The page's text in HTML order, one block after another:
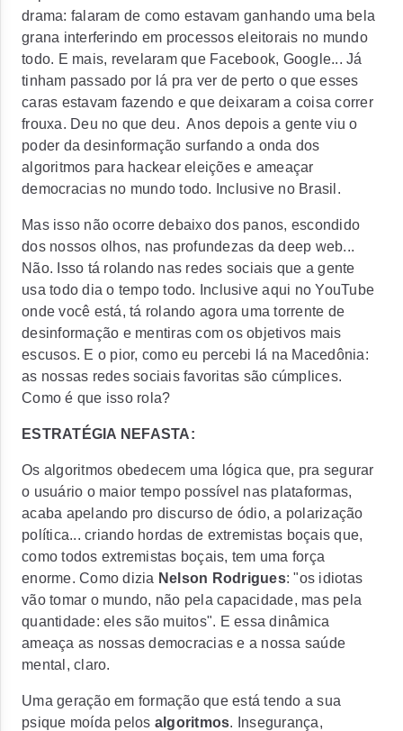
drama: falaram de como estavam ganhando uma bela
grana interferindo em processos eleitorais no mundo
todo. E mais, revelaram que Facebook, Google... Já
tinham passado por lá pra ver de perto o que esses
caras estavam fazendo e que deixaram a coisa correr
frouxa. Deu no que deu. Anos depois a gente viu o
poder da desinformação surfando a onda dos
algoritmos para hackeareleições e ameaçar
democracias no mundo todo. Inclusive no Brasil.
Mas isso não ocorre debaixo dos panos, escondido
dos nossos olhos, nas profundezas dadeep web...
Não. Isso tá rolando nas redes sociais que a gente
usa todo dia o tempo todo. Inclusive aqui noYouTube
onde você está, tá rolando agora uma torrente de
desinformação e mentiras com os objetivos mais
escusos. E o pior, como eu percebi lá na Macedônia:
as nossas redes sociais favoritas são cúmplices.
Como é que isso rola?
ESTRATÉGIA NEFASTA:
Os algoritmos obedecem uma lógica que, pra segurar
o usuário o maior tempo possível nas plataformas,
acaba apelando pro discurso de ódio, a polarização
política... criando hordas de extremistas boçais que,
como todos extremistas boçais, tem uma força
enorme. Como dizia Nelson Rodrigues: "os idiotas
vão tomar o mundo, não pela capacidade, mas pela
quantidade: eles são muitos". E essa dinâmica
ameaça as nossas democracias e a nossa saúde
mental, claro.
Uma geração em formação que está tendo a sua
psique moída pelos algoritmos.
Insegurança,